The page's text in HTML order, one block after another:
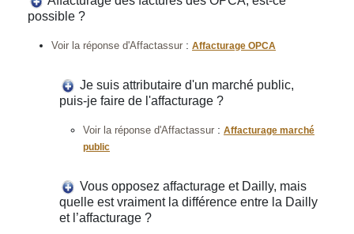
possible ?
Voir la réponse d'Affactassur : Affacturage OPCA
Je suis attributaire d'un marché public,
puis-je faire de l'affacturage ?
Voir la réponse d'Affactassur : Affacturage marché
public
Vous opposez affacturage et Dailly, mais
quelle est vraiment la différence entre la Dailly
et l’affacturage ?